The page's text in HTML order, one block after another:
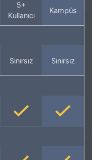
5+
Kullanıcı
Kampüs
Sınırsız Sınırsız